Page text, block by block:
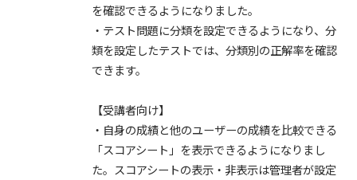
を確認できるようになりました。
・テスト問題に分類を設定できるようになり、分
類を設定したテストでは、分類別の正解率を確認
できます。
【受講者向け】
・自身の成績と他のユーザーの成績を比較できる
「スコアシート」を表示できるようになりまし
た。スコアシートの表示・非表示は管理者が設定